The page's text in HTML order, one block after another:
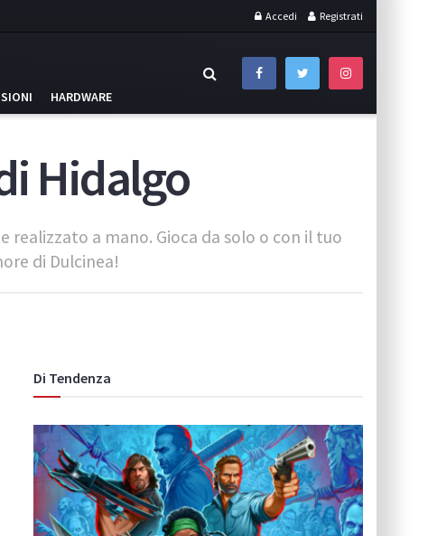
Accedi Registrati
HARDWARE
Hidalgo
a mano. Gioca da solo o con il tuo
di Dulcinea!
Di Tendenza